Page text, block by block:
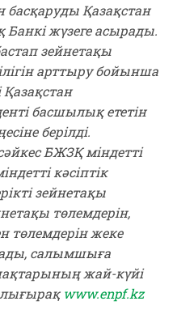
басқаруды Қазақстан
жүзеге асырады.
зейнетақы
арттыру бойынша
басшылық ететін
берілді.
БЖЗҚ міндетті
кәсіптік
зейнетақы
төлемдерін,
төлемдерін жеке
салымшыға
жай-күйі
www.enpf.kz